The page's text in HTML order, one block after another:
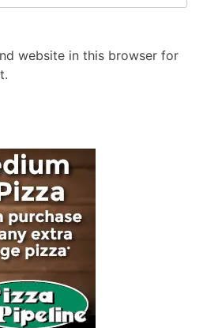
website in this browser for